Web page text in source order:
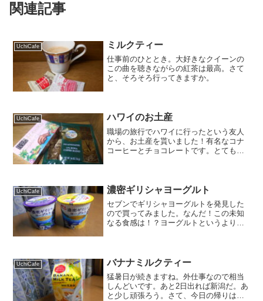
関連記事
UchiCafe ミルクティー
仕事前のひととき。大好きなクイーンの
この曲を聴きながらの紅茶は最高。さて
と、そろそろ行ってきますか。
UchiCafe ハワイのお土産
職場の旅行でハワイに行ったという友人
から、お土産を貰いました！有名なコナ
コーヒーとチョコレートです。とても綺
記を見たり、話を聞いてい...
UchiCafe 濃密ギリシャヨーグルト
セブンでギリシャヨーグルトを発見した
ので買ってみました。なんだ！この未知
なる食感は！？ヨーグルトというよりレ
がギリシャヨーグルトなの...
UchiCafe バナナミルクティー
猛暑日が続きますね。外仕事なので相当
しんどいです。あと2日出れば新潟だ。あ
と少し頑張ろう。さて、今日の帰りはセ